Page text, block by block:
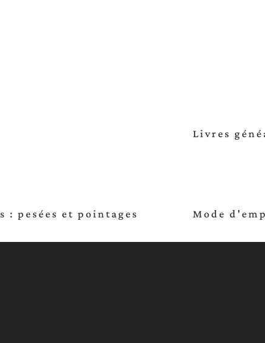
Livres
: pesées et pointages Mode